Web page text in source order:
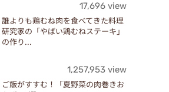
17,696 view
誰よりも鶏むね肉を食べてきた料理
研究家の「やばい鶏むねステーキ」
の作り...
1,257,953 view
ご飯がすすむ！「夏野菜の肉巻きお